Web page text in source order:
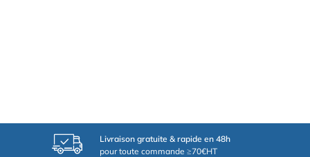
Livraison gratuite & rapide en 48h
pour toute commande ≥70€HT